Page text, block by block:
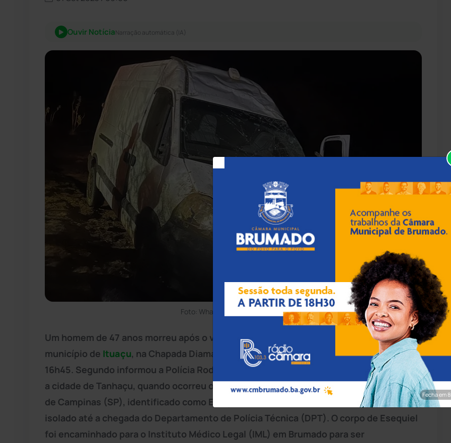
Ouvir NotíciaNarração automática (IA)
Foto: WhatsApp/Achei Sudoeste
Um homem de 47 anos morreu após o veículo que dirigia capotar na BA-142, no
município de Ituaçu, na Chapada Diamantina, nesta quinta-feira (31), por volta das
16h45. Segundo informou a Polícia Rodoviária Estadual (PRE), o veículo seguia sentido
a cidade de Tanhaçu, quando ocorreu o capotamento. O motorista da van, com placas
de Campinas (SP), identificado como Esequiel S. D. S, morreu na hora. O local foi
isolado até a chegada do Departamento de Polícia Técnica (DPT). O corpo de Esequiel
foi encaminhado para o Instituto Médico Legal (IML) em Brumado para ser
Fecha em